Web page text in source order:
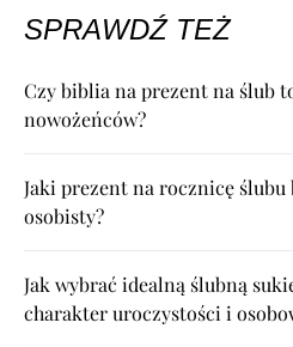
SPRAWDŹ TEŻ
Czy biblia na prezent na ślub
nowożeńców?
Jaki prezent na rocznicę ślubu
osobisty?
Jak wybrać idealną ślubną
charakter uroczystości i